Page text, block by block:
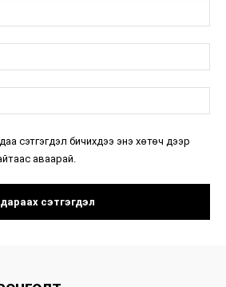
сэтгэгдэл бичихдээ энэ хөтөч дээр
аваарай.